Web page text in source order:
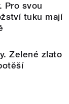
Pro svou
tuku mají
Zelené zlato